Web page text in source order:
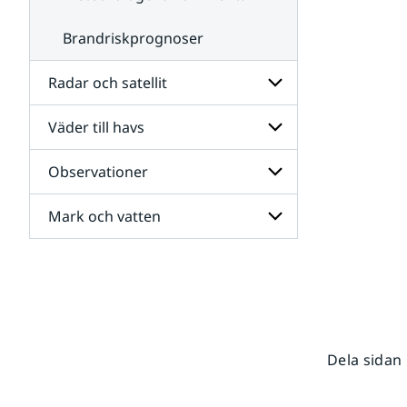
Brandriskprognoser
Radar och satellit
Undersidor
för
Radar
och
satellit
Väder till havs
Undersidor
för
Väder
till
havs
Observationer
Undersidor
för
Mark och vatten
Dela sidan